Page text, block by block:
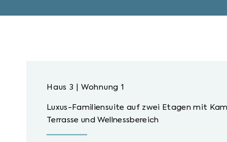
Haus 3 | Wohnung 1
Luxus-Familiensuite auf zwei Etagen mit
Terrasse und Wellnessbereich